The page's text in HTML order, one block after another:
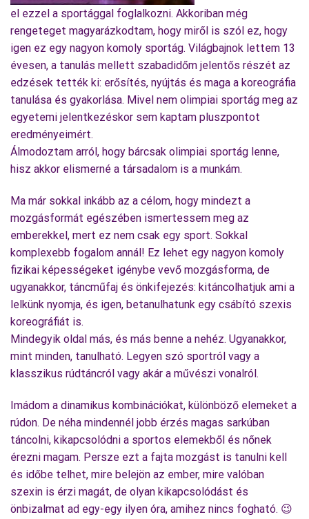
el ezzel a sportággal foglalkozni. Akkoriban még
rengeteget magyarázkodtam, hogy miről is szól ez, hogy
igen ez egy nagyon komoly sportág. Világbajnok lettem 13
évesen, a tanulás mellett szabadidőm jelentős részét az
edzések tették ki: erősítés, nyújtás és maga a koreográfia
tanulása és gyakorlása. Mivel nem olimpiai sportág meg az
egyetemi jelentkezéskor sem kaptam pluszpontot
eredményeimért.
Álmodoztam arról, hogy bárcsak olimpiai sportág lenne,
hisz akkor elismerné a társadalom is a munkám.
Ma már sokkal inkább az a célom, hogy mindezt a
mozgásformát egészében ismertessem meg az
emberekkel, mert ez nem csak egy sport. Sokkal
komplexebb fogalom annál! Ez lehet egy nagyon komoly
fizikai képességeket igénybe vevő mozgásforma, de
ugyanakkor, táncműfaj és önkifejezés: kitáncolhatjuk ami a
lelkünk nyomja, és igen, betanulhatunk egy csábító szexis
koreográfiát is.
Mindegyik oldal más, és más benne a nehéz. Ugyanakkor,
mint minden, tanulható. Legyen szó sportról vagy a
klasszikus rúdtáncról vagy akár a művészi vonalról.
Imádom a dinamikus kombinációkat, különböző elemeket a
rúdon. De néha mindennél jobb érzés magas sarkúban
táncolni, kikapcsolódni a sportos elemekből és nőnek
érezni magam. Persze ezt a fajta mozgást is tanulni kell
és időbe telhet, mire belejön az ember, mire valóban
szexin is érzi magát, de olyan kikapcsolódást és
önbizalmat ad egy-egy ilyen óra, amihez nincs fogható. 😉